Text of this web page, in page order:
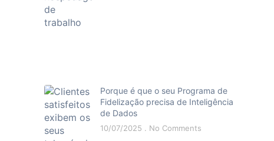
Porque é que o seu Programa de
Fidelização precisa de Inteligência
de Dados
10/07/2025 No Comments